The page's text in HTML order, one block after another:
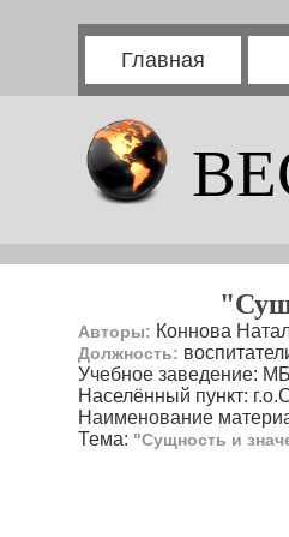
Главная
Авторы: Коннова
Должность:
Учебное заведение:
Населённый пункт:
Наименование
Тема: "Сущность и